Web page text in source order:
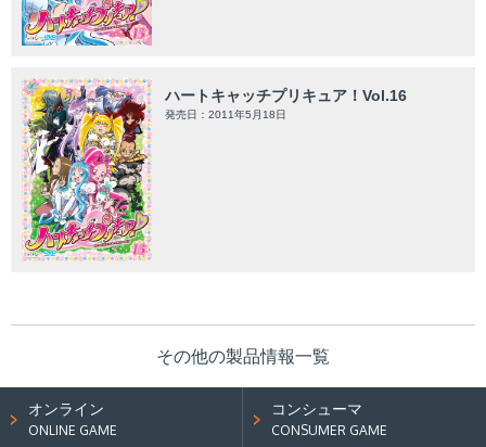
ハートキャッチプリキュア！Vol.16
発売日：2011年5月18日
その他の製品情報一覧
オンライン
ONLINE GAME
コンシューマ
CONSUMER GAME